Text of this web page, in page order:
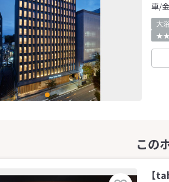
車/
大
【